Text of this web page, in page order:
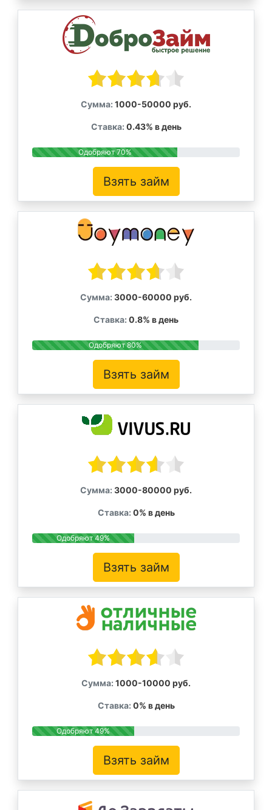
Сумма: 1000-50000 руб.
Ставка: 0.43% в день
Одобряют 70%
Взять займ
Сумма: 3000-60000 руб.
Ставка: 0.8% в день
Одобряют 80%
Взять займ
Сумма: 3000-80000 руб.
Ставка: 0% в день
Одобряют 49%
Взять займ
Сумма: 1000-10000 руб.
Ставка: 0% в день
Одобряют 49%
Взять займ